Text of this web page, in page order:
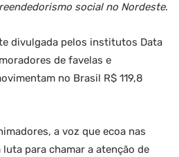
social no Nordeste.
divulgada pelos institutos Data
de favelas e
no Brasil R$ 119,8
a voz que ecoa nas
para chamar a atenção de